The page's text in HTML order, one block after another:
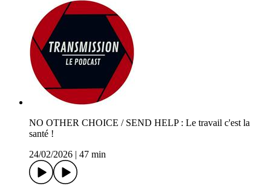
NO OTHER CHOICE / SEND HELP : Le travail c'est la
santé !
24/02/2026
47 min